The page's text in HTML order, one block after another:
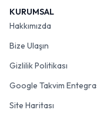
KURUMSAL
Hakkımızda
Bize Ulaşın
Gizlilik Politikası
Google Takvim
Site Haritası